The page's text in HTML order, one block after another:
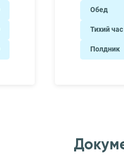
Обед
Тихий час
Полдник